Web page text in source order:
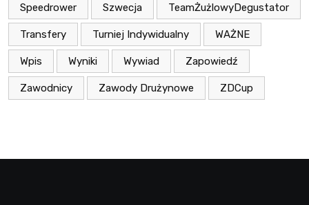
Speedrower Szwecja TeamŻużlowyDegustator
Transfery Turniej Indywidualny WAŻNE
Wpis Wyniki Wywiad Zapowiedź
Zawodnicy Zawody Drużynowe ZDCup